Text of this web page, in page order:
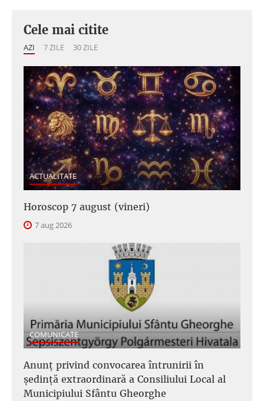
Cele mai citite
AZI 7 ZILE 30 ZILE
ACTUALITATE
Horoscop 7 august (vineri)
7 aug 2026
COMUNICATE
Anunţ privind convocarea întrunirii în
şedinţă extraordinară a Consiliului Local al
Municipiului Sfântu Gheorghe